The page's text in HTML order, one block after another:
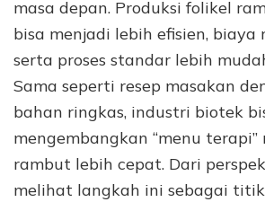
masa depan. Produksi folikel
bisa menjadi lebih efisien, biaya
serta proses standar lebih
Sama seperti resep masakan
bahan ringkas, industri biotek
mengembangkan “menu terapi”
rambut lebih cepat. Dari
melihat langkah ini sebagai